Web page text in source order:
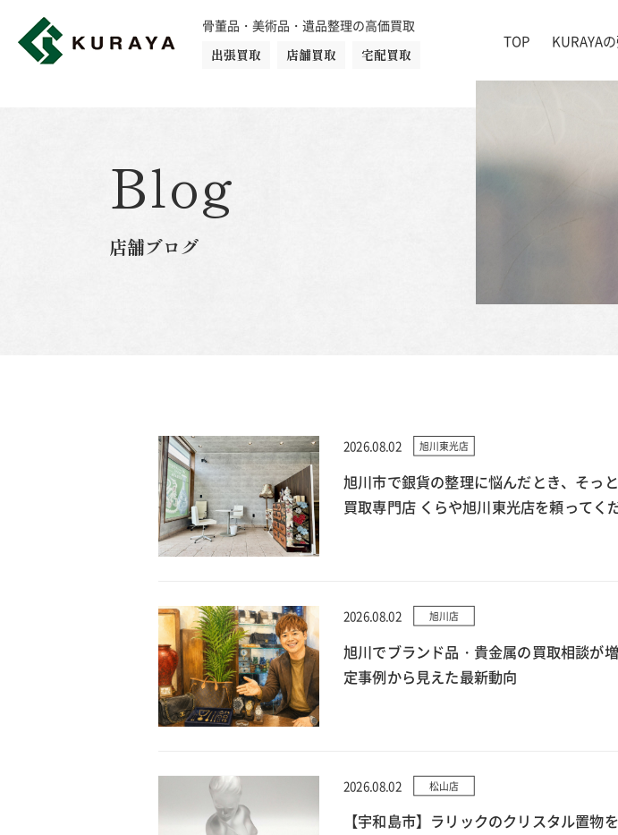
骨董品・美術品・遺品整理の高価買取
出張買取
店舗買取 宅配買取
TOP KURAYA
ダイヤモンド
楽器
Blog
店舗ブログ
2026.08.02 旭川東光店
旭川市で銀貨の整理に悩んだとき、そっ
買取専門店 くらや旭川東光店を頼ってく
2026.08.02 旭川店
旭川でブランド品・貴金属の買取相談
定事例から見えた最新動向
2026.08.02 松山店
【宇和島市】ラリックのクリスタル置物